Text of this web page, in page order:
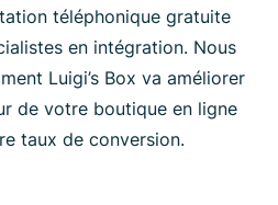
téléphonique gratuite
en intégration. Nous
Luigi’s Box va améliorer
de votre boutique en ligne
taux de conversion.